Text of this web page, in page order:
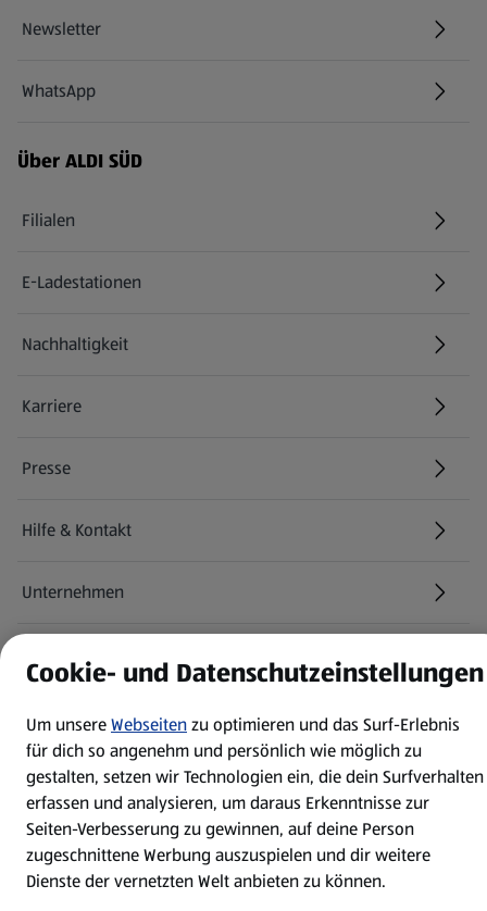
Newsletter
WhatsApp
Über ALDI SÜD
Filialen
E-Ladestationen
Nachhaltigkeit
Karriere
Presse
Hilfe & Kontakt
(öffnet in einem neuen Tab)
Unternehmen
Folge uns hier:
Jetzt die ALDI SÜD App downloaden
Cookie- und Datenschutzeinstellungen
Um unsereWebseitenzu optimieren und das Surf-Erlebnis
für dich so angenehm und persönlich wie möglich zu
gestalten, setzen wir Technologien ein, die dein Surfverhalten
erfassen und analysieren, um daraus Erkenntnisse zur
Seiten-Verbesserung zu gewinnen, auf deine Person
zugeschnittene Werbung auszuspielen und dir weitere
Dienste der vernetzten Welt anbieten zu können.